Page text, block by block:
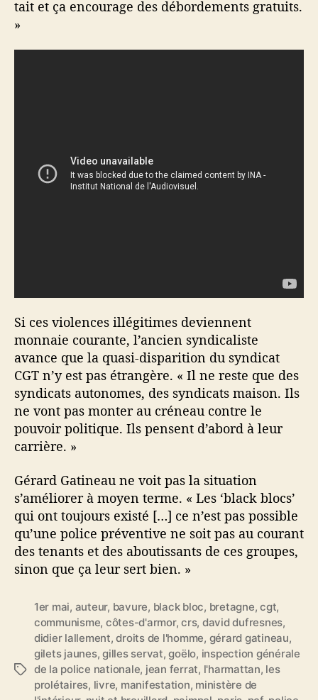
tait et ça encourage des débordements gratuits.
»
Si ces violences illégitimes deviennent
monnaie courante, l’ancien syndicaliste
avance que la quasi-disparition du syndicat
CGT n’y est pas étrangère. « Il ne reste que des
syndicats autonomes, des syndicats maison. Ils
ne vont pas monter au créneau contre le
pouvoir politique. Ils pensent d’abord à leur
carrière. »
Gérard Gatineau ne voit pas la situation
s’améliorer à moyen terme. « Les ‘black blocs’
qui ont toujours existé […] ce n’est pas possible
qu’une police préventive ne soit pas au courant
des tenants et des aboutissants de ces groupes,
sinon que ça leur sert bien. »
É
1er mai, auteur, bavure, black bloc, bretagne,cgt,
communisme, côtes-d'armor,crs, david dufresnes,
didier lallement,droits de l'homme, gérard gatineau,
gilets jaunes,gilles servat,goëlo, inspection générale
de la police nationale, jean ferrat, l'harmattan, les
prolétaires, livre, manifestation, ministère de